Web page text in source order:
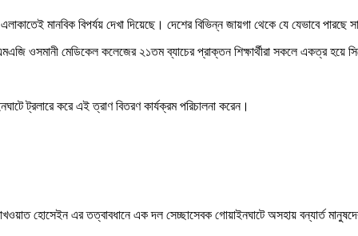
মানবিক বিপর্যয় দেখা দিয়েছে। দেশের বিভিন্ন জায়গা থেকে যে যেভাবে পারছে
ওসমানী মেডিকেল কলেজের ২১তম ব্যাচের প্রাক্তন শিক্ষার্থীরা সকলে একত্র
ট্রলারে করে এই ত্রাণ বিতরণ কার্যক্রম পরিচালনা করেন।
হোসেইন এর তত্বাবধানে এক দল সেচ্ছাসেবক গোয়াইনঘাটে অসহায় বন্যার্ত